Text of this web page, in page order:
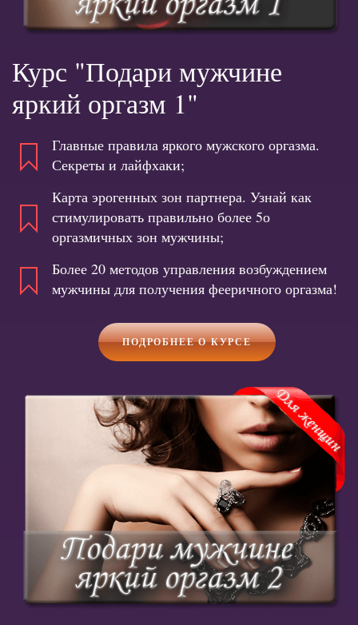
Курс "Подари мужчине
яркий оргазм 1"
Главные правила яркого мужского оргазма.
Секреты и лайфхаки;
Карта эрогенных зон партнера. Узнай как
стимулировать правильно более 5о
оргазмичных зон мужчины;
Более 20 методов управления возбуждением
мужчины для получения фееричного оргазма!
ПОДРОБНЕЕ О КУРСЕ